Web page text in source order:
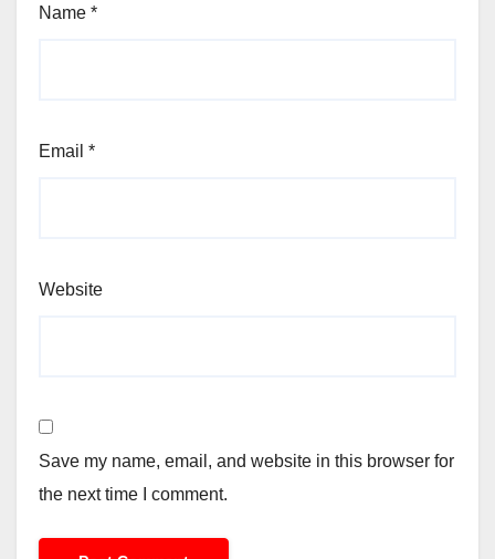
Name *
Email *
Website
Save my name, email, and website in this browser for
the next time I comment.